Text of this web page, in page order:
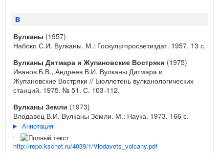
В
Вулканы (1957)
Набоко С.И. Вулканы. М.: Госкультпросветиздат. 1957. 13 с.
Вулканы Дитмара и Жупановские Востряки (1975)
Иванов Б.В., Андреев В.И. Вулканы Дитмара и
Жупановские Востряки // Бюллетень вулканологических
станций. 1975. № 51. С. 103-112.
Вулканы Земли (1973)
Влодавец В.И. Вулканы Земли. М.: Наука. 1973. 166 с.
Аннотация
http://repo.kscnet.ru/4039/1/Vlodavets_volcany.pdf